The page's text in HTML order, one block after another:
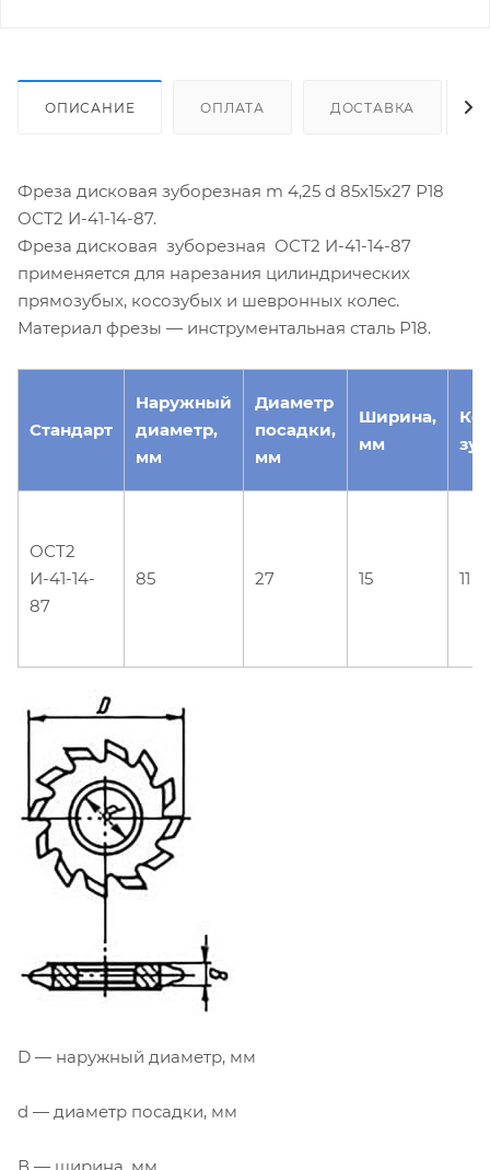
ОПИСАНИЕ ОПЛАТА ДОСТАВКА
Фреза дисковая зуборезная m 4,25 d 85х15х27 Р18
ОСТ2 И-41-14-87.
Фреза дисковая зуборезная ОСТ2 И-41-14-87
применяется для нарезания цилиндрических
прямозубых, косозубых и шевронных колес.
Материал фрезы — инструментальная сталь Р18.
Стандарт
Наружный
диаметр,
мм
Диаметр
посадки,
мм
Ширина,
мм
ОСТ2
И-41-14-
87
85 27 15 11
D — наружный диаметр, мм
d — диаметр посадки, мм